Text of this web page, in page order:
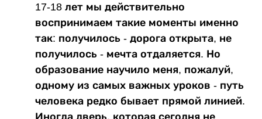
17-18 лет мы действительно
воспринимаем такие моменты именно
так: получилось - дорога открыта, не
получилось - мечта отдаляется. Но
образование научило меня, пожалуй,
одному из самых важных уроков - путь
человека редко бывает прямой линией.
Иногда дверь, которая сегодня не